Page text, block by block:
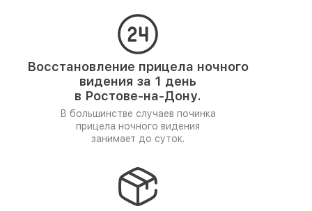
Восстановление прицела ночного
видения за 1 день
в Ростове-на-Дону.
В большинстве случаев починка
прицела ночного видения
занимает до суток.